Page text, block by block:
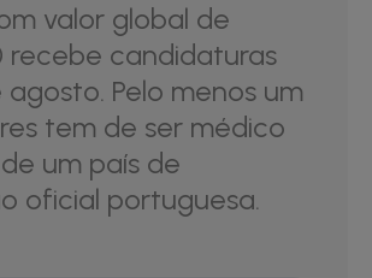
valor global de
recebe candidaturas
agosto. Pelo menos um
tem de ser médico
um país de
oficial portuguesa.